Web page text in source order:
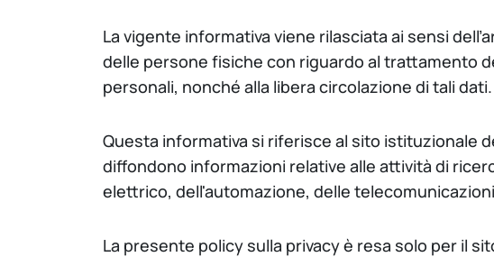
La vigente informativa viene rilasciata ai sensi
delle persone fisiche con riguardo al trattamento
personali, nonché alla libera circolazione di tali dati.
Questa informativa si riferisce al sito istituzionale
diffondono informazioni relative alle attività di
elettrico, dell'automazione, delle
La presente policy sulla privacy è resa solo per il